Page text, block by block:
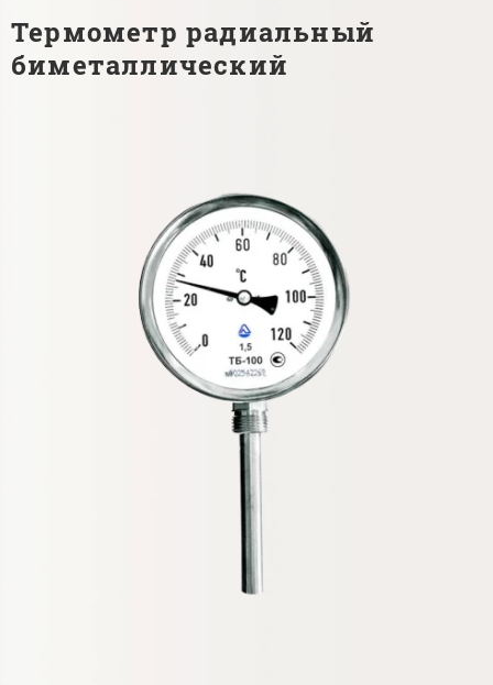
Термометр радиальный
биметаллический